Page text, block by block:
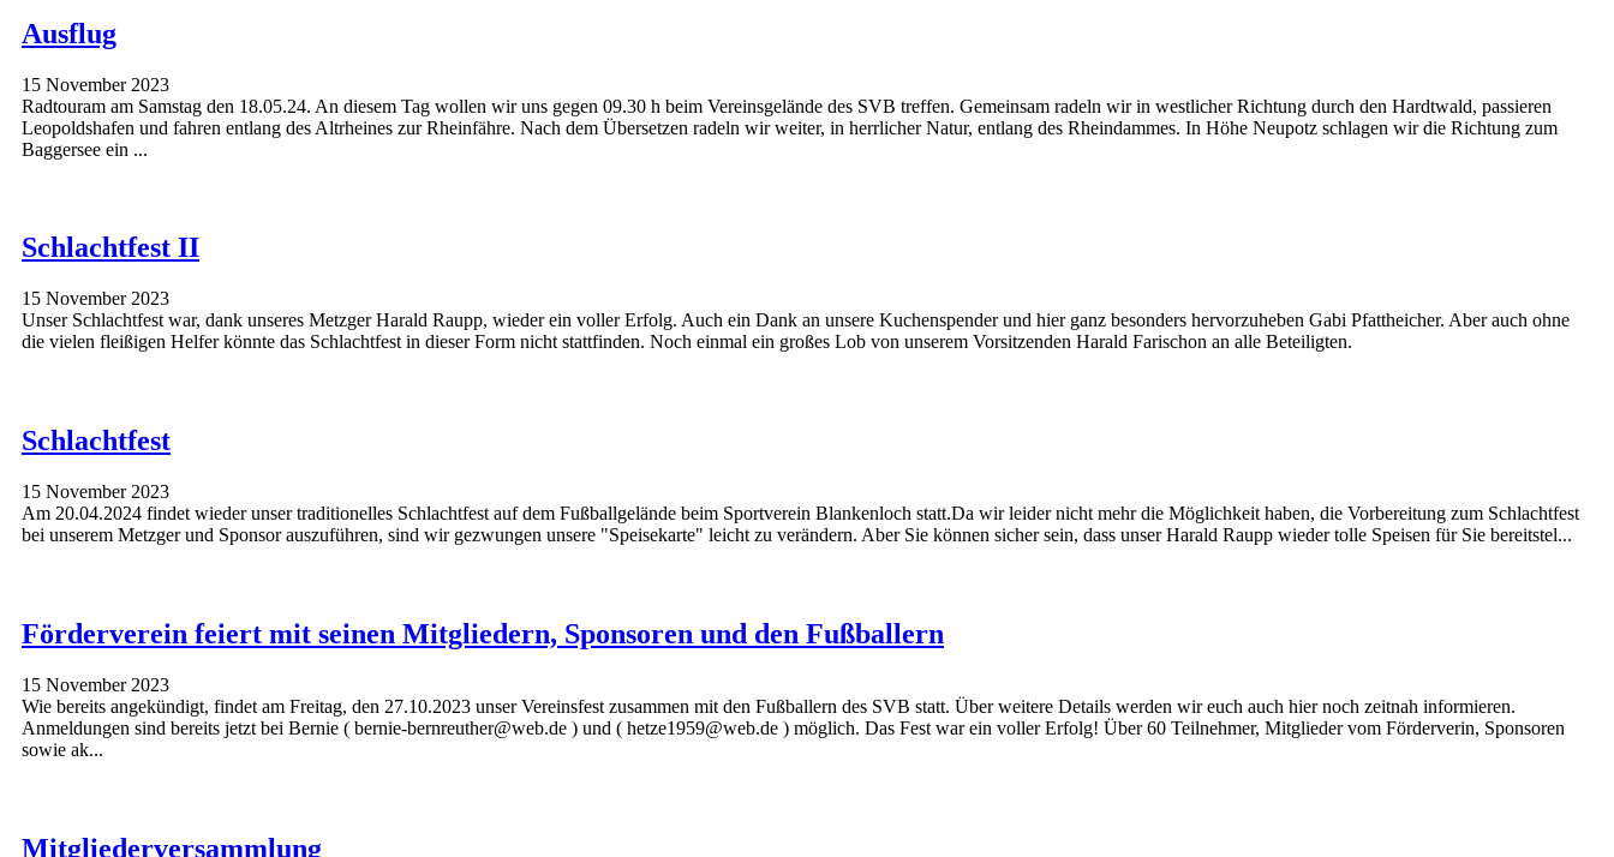
Ausflug
15 November 2023
Radtouram am Samstag den 18.05.24. An diesem Tag wollen wir uns gegen 09.30 h beim Vereinsgelände des SVB treffen. Gemeinsam radeln wir in westlicher Richtung durch den Hardtwald, passieren
Leopoldshafen und fahren entlang des Altrheines zur Rheinfähre. Nach dem Übersetzen radeln wir weiter, in herrlicher Natur, entlang des Rheindammes. In Höhe Neupotz schlagen wir die Richtung zum
Baggersee ein ...
Schlachtfest II
15 November 2023
Unser Schlachtfest war, dank unseres Metzger Harald Raupp, wieder ein voller Erfolg. Auch ein Dank an unsere Kuchenspender und hier ganz besonders hervorzuheben Gabi Pfattheicher. Aber auch ohne
die vielen fleißigen Helfer könnte das Schlachtfest in dieser Form nicht stattfinden. Noch einmal ein großes Lob von unserem Vorsitzenden Harald Farischon an alle Beteiligten.
Schlachtfest
15 November 2023
Am 20.04.2024 findet wieder unser traditionelles Schlachtfest auf dem Fußballgelände beim Sportverein Blankenloch statt.Da wir leider nicht mehr die Möglichkeit haben, die Vorbereitung zum Schlachtfest
bei unserem Metzger und Sponsor auszuführen, sind wir gezwungen unsere "Speisekarte" leicht zu verändern. Aber Sie können sicher sein, dass unser Harald Raupp wieder tolle Speisen für Sie bereitstel...
Förderverein feiert mit seinen Mitgliedern, Sponsoren und den Fußballern
15 November 2023
Wie bereits angekündigt, findet am Freitag, den 27.10.2023 unser Vereinsfest zusammen mit den Fußballern des SVB statt. Über weitere Details werden wir euch auch hier noch zeitnah informieren.
Anmeldungen sind bereits jetzt bei Bernie ( bernie-bernreuther@web.de ) und ( hetze1959@web.de ) möglich. Das Fest war ein voller Erfolg! Über 60 Teilnehmer, Mitglieder vom Förderverin, Sponsoren
sowie ak...
Mitgliederversammlung